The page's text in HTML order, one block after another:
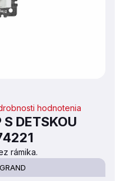
z 5 hviezdičiek.
hodnotenia
DETSKOU
rámika.